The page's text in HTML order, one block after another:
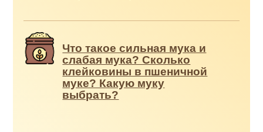
Что такое сильная мука и
слабая мука? Сколько
клейковины в пшеничной
муке? Какую муку
выбрать?